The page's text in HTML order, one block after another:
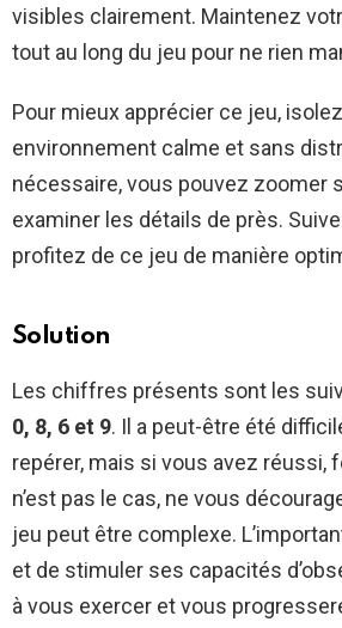
visibles clairement. Maintenez
tout au long du jeu pour ne rien
Pour mieux apprécier ce jeu,
environnement calme et sans
nécessaire, vous pouvez zoomer
examiner les détails de près.
profitez de ce jeu de manière
Solution
Les chiffres présents sont les
0, 8, 6 et 9. Il a peut-être été
repérer, mais si vous avez réussi,
n’est pas le cas, ne vous
jeu peut être complexe.
et de stimuler ses capacités
à vous exercer et vous